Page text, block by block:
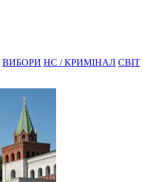
ВИБОРИ НС / КРИМІНАЛ СВІТ